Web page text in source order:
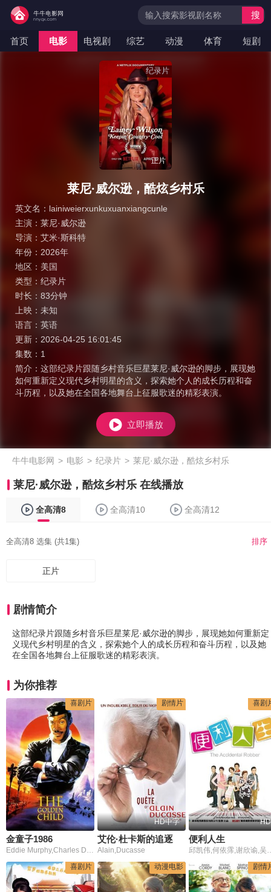
首页 电影 电视剧 综艺 动漫 体育 短剧
搜
纪录片
正片
莱尼·威尔逊，酷炫乡村乐
英文名： lainiweierxunkuxuanxiangcunle
主演： 莱尼·威尔逊
导演： 艾米·斯科特
年份： 2026年
地区： 美国
类型： 纪录片
时长： 83分钟
上映： 未知
语言： 英语
更新： 2026-04-25 16:01:45
集数： 1
简介： 这部纪录片跟随乡村音乐巨星莱尼·威尔逊的脚步，展现她
如何重新定义现代乡村明星的含义，探索她个人的成长历程和奋
斗历程，以及她在全国各地舞台上征服歌迷的精彩表演。
立即播放
牛牛电影网 > 电影 > 纪录片 > 莱尼·威尔逊，酷炫乡村乐
莱尼·威尔逊，酷炫乡村乐 在线播放
全高清8 全高清10 全高清12
全高清8 选集 (共1集) 排序
正片
剧情简介
这部纪录片跟随乡村音乐巨星莱尼·威尔逊的脚步，展现她如何重新定
义现代乡村明星的含义，探索她个人的成长历程和奋斗历程，以及她
在全国各地舞台上征服歌迷的精彩表演。
为你推荐
喜剧片
金童子1986
Eddie Murphy,Charles Dance,Victor Wong
剧情片
HD中字
艾伦·杜卡斯的追逐
Alain,Ducasse
喜剧
HD
便利人生
邱凯伟,何依霈,谢欣
喜剧片
动漫电影 剧情